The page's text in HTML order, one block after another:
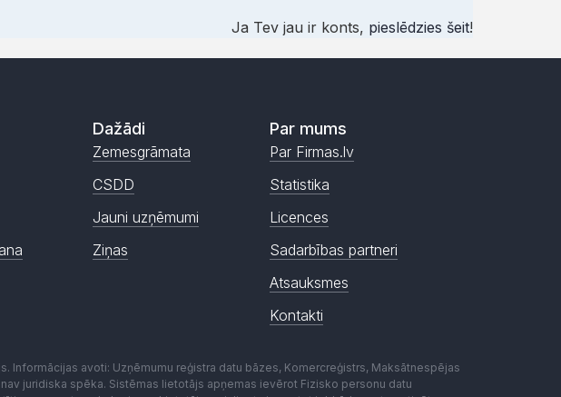
Ja Tev jau ir konts, pieslēdzies šeit!
Dažādi
Zemesgrāmata
CSDD
Jauni uzņēmumi
Ziņas
Par mums
Par Firmas.lv
Statistika
Licences
Sadarbības partneri
Atsauksmes
Kontakti
Informācijas avoti: Uzņēmumu reģistra datu bāzes, Komercreģistrs, Maksātnespējas
juridiska spēka. Sistēmas lietotājs apņemas ievērot Fizisko personu datu